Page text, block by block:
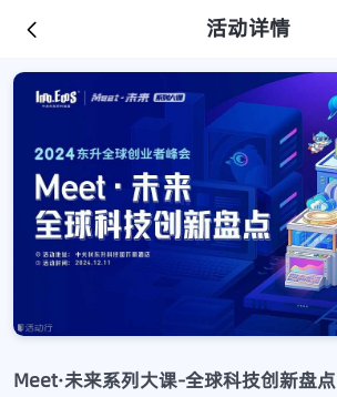
活动详情
Meet·未来系列大课-全球科技创新盘点